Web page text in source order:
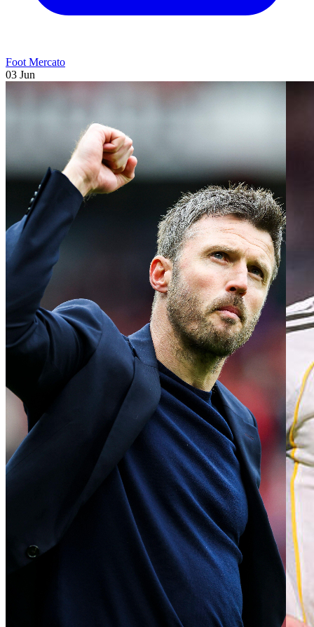
Foot Mercato
03 Jun